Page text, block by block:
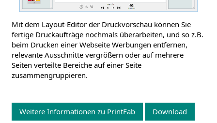
Mit dem Layout-Editor der Druckvorschau können Sie
fertige Druckaufträge nochmals überarbeiten, und so z.B.
beim Drucken einer Webseite Werbungen entfernen,
relevante Ausschnitte vergrößern oder auf mehrere
Seiten verteilte Bereiche auf einer Seite
zusammengruppieren.
Weitere Informationen zu PrintFab Download